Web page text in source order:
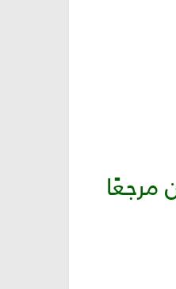
مرجعًا